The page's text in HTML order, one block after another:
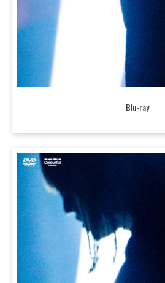
Blu-ray